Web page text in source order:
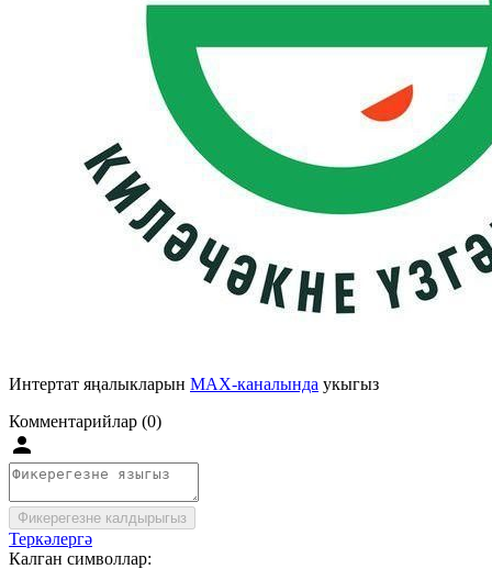
Интертат яңалыкларын MAX-каналында укыгыз
Комментарийлар (0)
Фикерегезне калдырыгыз
Теркәлергә
Калган символлар: